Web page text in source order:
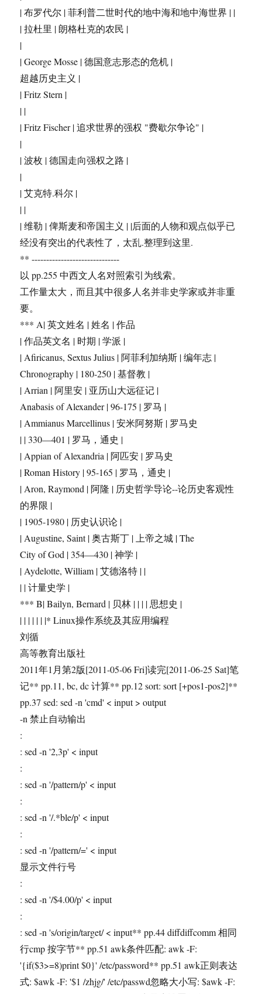
| 布罗代尔 | 菲利普二世时代的地中海和地中海世界 | |
| 拉杜里 | 朗格杜克的农民 |
|
| George Mosse | 德国意志形态的危机 |
超越历史主义 |
| Fritz Stern |
| |
| Fritz Fischer | 追求世界的强权 "费歇尔争论" |
|
| 波枚 | 德国走向强权之路 |
|
| 艾克特.科尔 |
| |
| 维勒 | 俾斯麦和帝国主义 | |后面的人物和观点似乎已
经没有突出的代表性了，太乱.整理到这里.
** ------------------------------
以 pp.255 中西文人名对照索引为线索。
工作量太大，而且其中很多人名并非史学家或并非重
要。
*** A| 英文姓名 | 姓名 | 作品
| 作品英文名 | 时期 | 学派 |
| Afiricanus, Sextus Julius | 阿菲利加纳斯 | 编年志 |
Chronography | 180-250 | 基督教 |
| Arrian | 阿里安 | 亚历山大远征记 |
Anabasis of Alexander | 96-175 | 罗马 |
| Ammianus Marcellinus | 安米阿努斯 | 罗马史
| | 330―401 | 罗马，通史 |
| Appian of Alexandria | 阿匹安 | 罗马史
| Roman History | 95-165 | 罗马，通史 |
| Aron, Raymond | 阿隆 | 历史哲学导论--论历史客观性
的界限 |
| 1905-1980 | 历史认识论 |
| Augustine, Saint | 奥古斯丁 | 上帝之城 | The
City of God | 354―430 | 神学 |
| Aydelotte, William | 艾德洛特 | |
| | 计量史学 |
*** B| Bailyn, Bernard | 贝林 | | | | 思想史 |
| | | | | | |* Linux操作系统及其应用编程
刘循
高等教育出版社
2011年1月第2版[2011-05-06 Fri]读完[2011-06-25 Sat]笔
记** pp.11, bc, dc 计算** pp.12 sort: sort [+pos1-pos2]**
pp.37 sed: sed -n 'cmd' < input > output
-n 禁止自动输出
:
: sed -n '2,3p' < input
:
: sed -n '/pattern/p' < input
:
: sed -n '/.*ble/p' < input
:
: sed -n '/pattern/=' < input
显示文件行号
:
: sed -n '/$4.00/p' < input
:
: sed -n 's/origin/target/ < input** pp.44 diffdiffcomm 相同
行cmp 按字节** pp.51 awk条件匹配: awk -F:
'{if($3>=8)print $0}' /etc/password** pp.51 awk正则表达
式: $awk -F: '$1 /zhjg/' /etc/passwd忽略大小写: $awk -F: